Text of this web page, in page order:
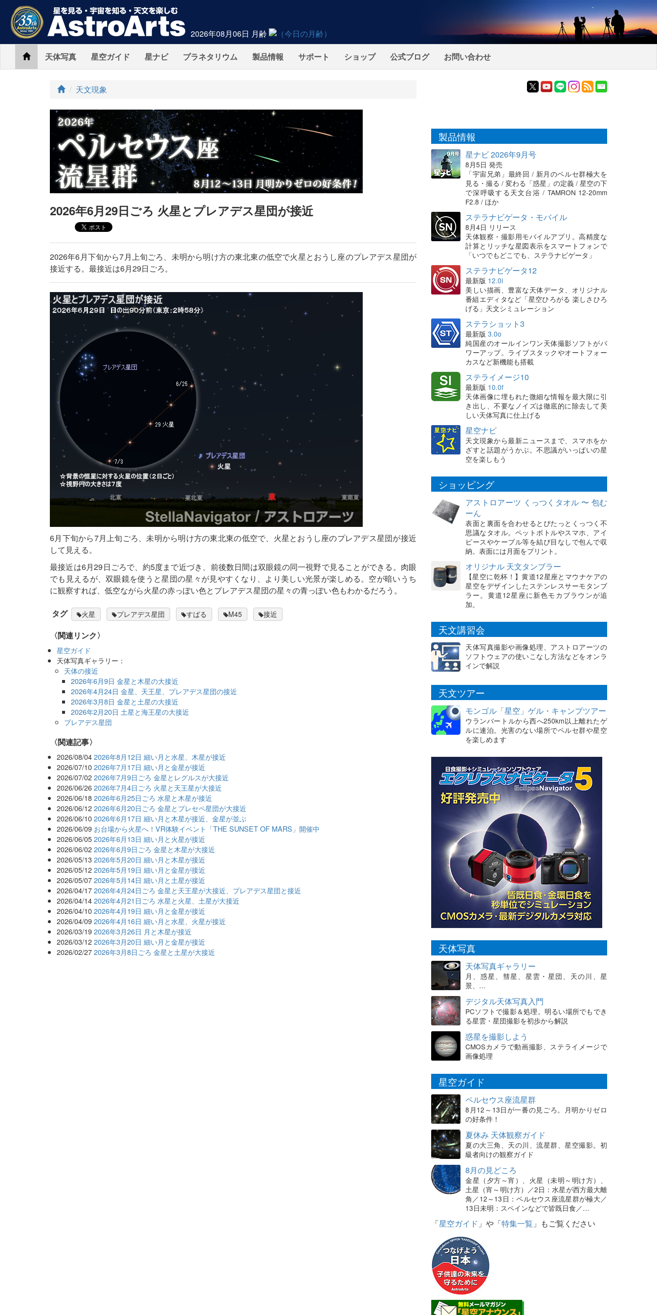
2026年08月06日 月齢
Home天体写真 星空ガイド 星ナビ プラネタリウム 製品情報 サポート ショップ 公式ブログ お問い合わせ
ト
プ
天文現象
2026年6月29日ごろ 火星とプレアデス星団が接近
2026年6月下旬から7月上旬ごろ、未明から明け方の東北東の低空で火星とおうし座のプレアデス星団が
接近する。最接近は6月29日ごろ。
6月下旬から7月上旬ごろ、未明から明け方の東北東の低空で、火星とおうし座のプレアデス星団が接近
して見える。
最接近は6月29日ごろで、約5度まで近づき、前後数日間は双眼鏡の同一視野で見ることができる。肉眼
でも見えるが、双眼鏡を使うと星団の星々が見やすくなり、より美しい光景が楽しめる。空が暗いうち
に観察すれば、低空ながら火星の赤っぽい色とプレアデス星団の星々の青っぽい色もわかるだろう。
タグ 火星 プレアデス星団 すばる M45 接近
〈関連リンク〉
星空ガイド
天体写真ギャラリー：
天体の接近
2026年6月9日 金星と木星の大接近
2026年4月24日 金星、天王星、プレアデス星団の接近
2026年3月8日 金星と土星の大接近
2026年2月20日 土星と海王星の大接近
プレアデス星団
関連記事
2026/08/04 2026年8月12日 細い月と水星、木星が接近
2026/07/10 2026年7月17日 細い月と金星が接近
2026/07/02 2026年7月9日ごろ 金星とレグルスが大接近
2026/06/26 2026年7月4日ごろ 火星と天王星が大接近
2026/06/18 2026年6月25日ごろ 水星と木星が接近
2026/06/12 2026年6月20日ごろ 金星とプレセペ星団が大接近
2026/06/10 2026年6月17日 細い月と木星が接近、金星が並ぶ
2026/06/09 お台場から火星へ！VR体験イベント「THE SUNSET OF MARS」開催中
2026/06/05 2026年6月13日 細い月と火星が接近
2026/06/02 2026年6月9日ごろ 金星と木星が大接近
2026/05/13 2026年5月20日 細い月と木星が接近
2026/05/12 2026年5月19日 細い月と金星が接近
2026/05/07 2026年5月14日 細い月と土星が接近
2026/04/17 2026年4月24日ごろ 金星と天王星が大接近、プレアデス星団と接近
2026/04/14 2026年4月21日ごろ 水星と火星、土星が大接近
2026/04/10 2026年4月19日 細い月と金星が接近
2026/04/09 2026年4月16日 細い月と水星、火星が接近
2026/03/19 2026年3月26日 月と木星が接近
2026/03/12 2026年3月20日 細い月と金星が接近
2026/02/27 2026年3月8日ごろ 金星と土星が大接近
製品情報
星ナビ 2026年9月号
8月5日 発売
「宇宙兄弟」最終回 / 新月のペルセ群極大を
見る・撮る / 変わる「惑星」の定義 / 星空の下
で深呼吸する天文台浴 / TAMRON 12-20mm
F2.8 / ほか
ステラナビゲータ・モバイル
8月4日 リリース
天体観察・撮影用モバイルアプリ。高精度な
計算とリッチな星図表示をスマートフォンで
「いつでもどこでも、ステラナビゲータ」
ステラナビゲータ12
最新版 12.0i
美しい描画、豊富な天体データ、オリジナル
番組エディタなど「星空ひろがる 楽しさひろ
げる」天文シミュレーション
ステラショット3
最新版 3.0o
純国産のオールインワン天体撮影ソフトがパ
ワーアップ。ライブスタックやオートフォー
カスなど新機能も搭載
ステライメージ10
最新版 10.0f
天体画像に埋もれた微細な情報を最大限に引
き出し、不要なノイズは徹底的に除去して美
しい天体写真に仕上げる
星空ナビ
天文現象から最新ニュースまで、スマホをか
ざすと話題がうかぶ。不思議がいっぱいの星
空を楽しもう
ショッピング
アストロアーツ くっつくタオル 〜 包む
ーん
表面と裏面を合わせるとぴたっとくっつく不
思議なタオル。ペットボトルやスマホ、アイ
ピースやケーブル等を結び目なしで包んで収
納。表面には月面をプリント。
オリジナル 天文タンブラー
【星空に乾杯！】黄道12星座とマウナケアの
星空をデザインしたステンレスサーモタンブ
ラー。黄道12星座に新色モカブラウンが追
加。
天文講習会
天体写真撮影や画像処理、アストロアーツの
ソフトウェアの使いこなし方法などをオンラ
インで解説
天文ツアー
モンゴル「星空」ゲル・キャンプツアー
ウランバートルから西へ250km以上離れたゲ
ルに連泊。光害のない場所でペルセ群や星空
を楽しめます
天体写真
天体写真ギャラリー
月、惑星、彗星、星雲・星団、天の川、星
景、…
デジタル天体写真入門
PCソフトで撮影＆処理。明るい場所でもでき
る星雲・星団撮影を初歩から解説
惑星を撮影しよう
CMOSカメラで動画撮影、ステライメージで
画像処理
星空ガイド
ペルセウス座流星群
8月12～13日が一番の見ごろ。月明かりゼロ
の好条件！
夏休み 天体観察ガイド
夏の大三角、天の川、流星群、星空撮影。初
級者向けの観察ガイド
8月の見どころ
金星（夕方～宵）、火星（未明～明け方）、
土星（宵～明け方）／2日：水星が西方最大離
角／12～13日：ペルセウス座流星群が極大／
13日未明：スペインなどで皆既日食／…
「星空ガイド 」や「特集一覧 」もご覧ください